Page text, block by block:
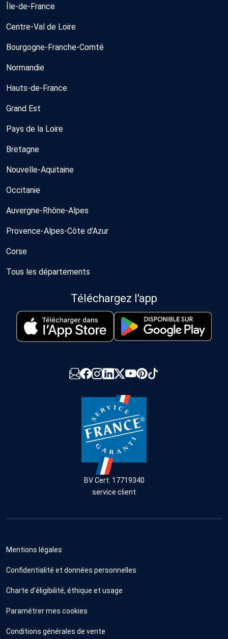
Île-de-France
Centre-Val de Loire
Bourgogne-Franche-Comté
Normandie
Hauts-de-France
Grand Est
Pays de la Loire
Bretagne
Nouvelle-Aquitaine
Occitanie
Auvergne-Rhône-Alpes
Provence-Alpes-Côte d'Azur
Corse
Tous les départements
Téléchargez l'app
BV Cert. 17719340
service client
Mentions légales
Confidentialité et données personnelles
Charte d'éligibilité, éthique et usage
Paramétrer mes cookies
Conditions générales de vente